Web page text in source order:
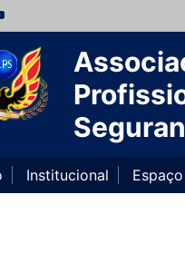
Institucional